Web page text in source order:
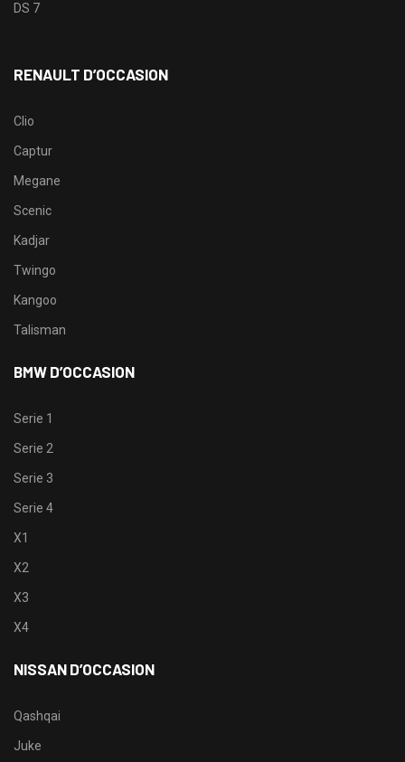
DS 7
RENAULT D’OCCASION
Clio
Captur
Megane
Scenic
Kadjar
Twingo
Kangoo
Talisman
BMW D’OCCASION
Serie 1
Serie 2
Serie 3
Serie 4
X1
X2
X3
X4
NISSAN D’OCCASION
Qashqai
Juke